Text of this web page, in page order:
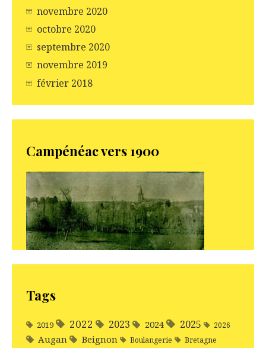
novembre 2020
octobre 2020
septembre 2020
novembre 2019
février 2018
Campénéac vers 1900
Tags
2019 2022 2023 2024 2025 2026
Augan Beignon Boulangerie Bretagne